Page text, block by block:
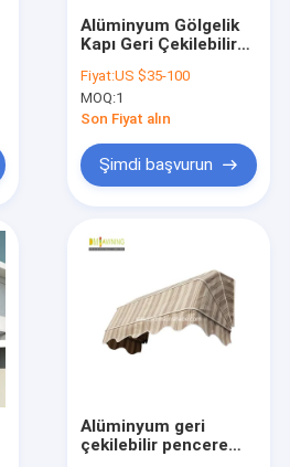
Alüminyum Gölgelik
Kapı Geri Çekilebilir
Dome Tente
Fiyat:US $35-100
MOQ:1
Son Fiyat alın
Şimdi başvurun
Alüminyum geri
çekilebilir pencere